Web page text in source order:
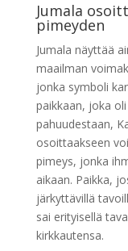
Jumala
pimeyden
Jumala näyttää
maailman
jonka symboli
paikkaan, joka
pahuudestaan,
osoittaakseen
pimeys, jonka
aikaan. Paikka,
järkyttävillä
sai erityisellä
kirkkautensa.